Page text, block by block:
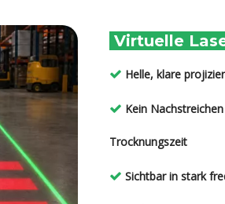
Virtuelle
 Helle, klare
 Kein
Trocknungszeit
 Sichtbar in stark